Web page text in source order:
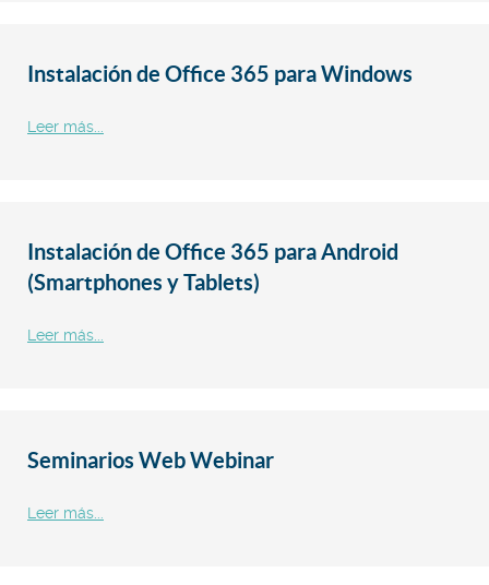
Instalación de Office 365 para Windows
Leer más...
Instalación de Office 365 para Android
(Smartphones y Tablets)
Leer más...
Seminarios Web Webinar
Leer más...